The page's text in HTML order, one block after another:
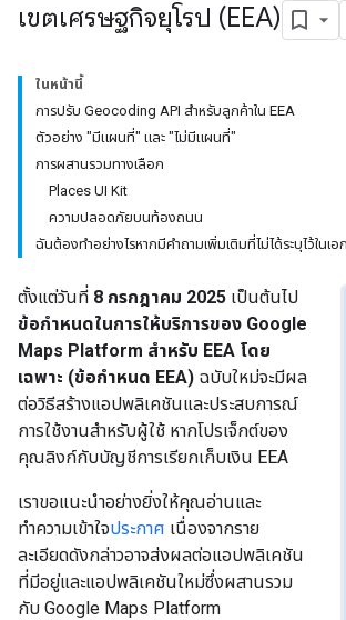
เขตเศรษฐกิจยุโรป (EEA)
ในหน้านี้
การปรับ Geocoding API สำหรับลูกค้าใน EEA
ตัวอย่าง "มีแผนที่" และ "ไม่มีแผนที่"
การผสานรวมทางเลือก
Places UI Kit
ความปลอดภัยบนท้องถนน
ฉันต้องทำอย่างไรหากมีคำถามเพิ่มเติมที่ไม่ได้ระบุไว้ในเอ
ตั้งแต่วันที่ 8 กรกฎาคม 2025 เป็นต้นไป
ข้อกำหนดในการให้บริการของ Google
Maps Platform สำหรับ EEA โดย
เฉพาะ (ข้อกำหนด EEA) ฉบับใหม่จะมีผล
ต่อวิธีสร้างแอปพลิเคชันและประสบการณ์
การใช้งานสำหรับผู้ใช้ หากโปรเจ็กต์ของ
คุณลิงก์กับบัญชีการเรียกเก็บเงิน EEA
เราขอแนะนําอย่างยิ่งให้คุณอ่านและ
ทำความเข้าใจประกาศ เนื่องจากราย
ละเอียดดังกล่าวอาจส่งผลต่อแอปพลิเคชัน
ที่มีอยู่และแอปพลิเคชันใหม่ซึ่งผสานรวม
กับ Google Maps Platform